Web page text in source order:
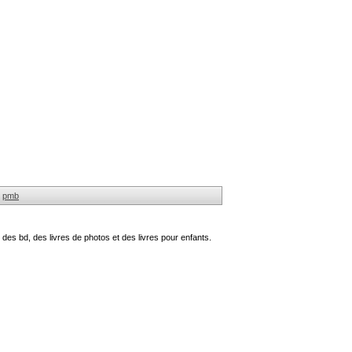
pmb
bd, des livres de photos et des livres pour enfants.